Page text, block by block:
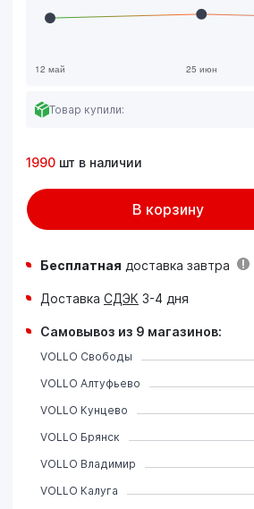
Товар купили:
1990 шт в наличии
В корзину
Бесплатная доставка завтра
Доставка СДЭК 3-4 дня
Самовывоз из 9 магазинов:
VOLLO Свободы
VOLLO Алтуфьево
VOLLO Кунцево
VOLLO Брянск
VOLLO Владимир
VOLLO Калуга